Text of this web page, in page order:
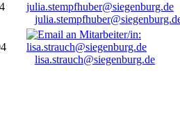
lisa.strauch@siegenburg.de